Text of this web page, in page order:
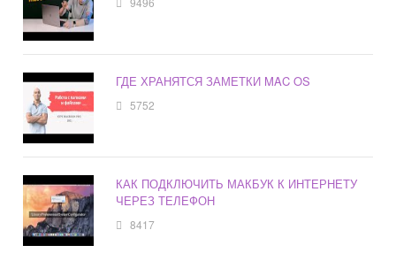
ГДЕ ХРАНЯТСЯ ЗАМЕТКИ MAC OS
5752
КАК ПОДКЛЮЧИТЬ МАКБУК К ИНТЕРНЕТУ
ЧЕРЕЗ ТЕЛЕФОН
8417